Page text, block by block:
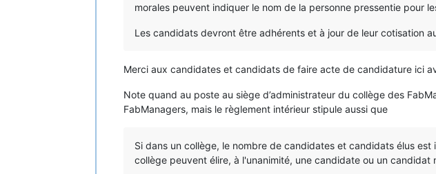
morales peuvent indiquer le nom de la personne pressentie pour
Les candidats devront être adhérents et à jour de leur cotisation
Merci aux candidates et candidats de faire acte de candidature ici
Note quand au poste au siège d’administrateur du collège des
FabManagers, mais le règlement intérieur stipule aussi que
Si dans un collège, le nombre de candidates et candidats élus
collège peuvent élire, à l'unanimité, une candidate ou un candidat